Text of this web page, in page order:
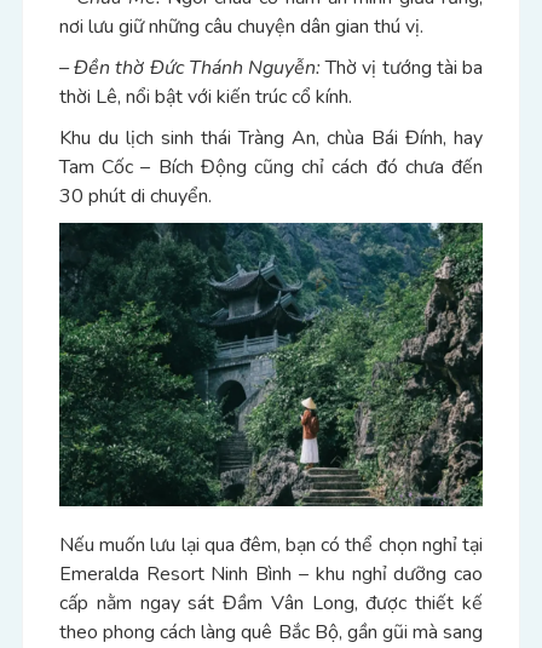
nơi lưu giữ những câu chuyện dân gian thú vị.
– Đền thờ Đức Thánh Nguyễn:Thờ vị tướng tài ba
thời Lê, nổi bật với kiến trúc cổ kính.
Khu du lịch sinh thái Tràng An, chùa Bái Đính, hay
Tam Cốc – Bích Động cũng chỉ cách đó chưa đến
30 phút di chuyển.
Nếu muốn lưu lại qua đêm, bạn có thể chọn nghỉ tại
Emeralda Resort Ninh Bình – khu nghỉ dưỡng cao
cấp nằm ngay sát Đầm Vân Long, được thiết kế
theo phong cách làng quê Bắc Bộ, gần gũi mà sang